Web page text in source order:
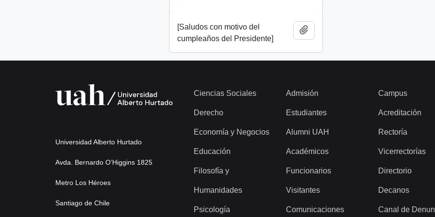
[Saludos con motivo del
cumpleaños del Presidente]
Universidad Alberto Hurtado
Avda. Bernardo O’Higgins 1825
Metro Los Héroes
Santiago de Chile
Ciencias Sociales
Derecho
Economía y Negocios
Educación
Filosofía y
Humanidades
Psicología
Admisión
Estudiantes
Alumni UAH
Académicos
Funcionarios
Visitantes
Comunicaciones
Campus
Acreditación
Rectoría
Vicerrectorías
Directorio
Decanos
Canal de